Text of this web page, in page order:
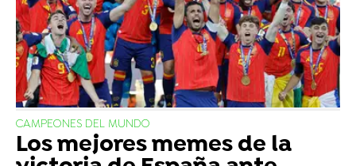
CAMPEONES DEL MUNDO
Los mejores memes de la